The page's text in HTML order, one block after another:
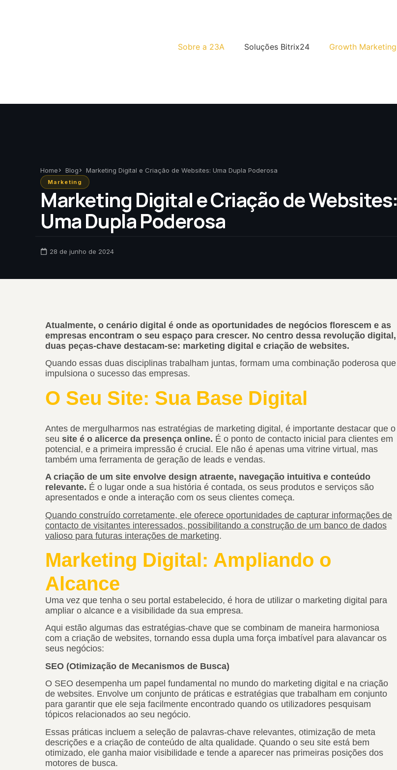
Sobre a 23A Soluções Bitrix24 Growth Marketing
Home Blog Marketing Digital e Criação de Websites: Uma Dupla Poderosa
Marketing
Marketing Digital e Criação de Websites:
Uma Dupla Poderosa
28 de junho de 2024
Atualmente, o cenário digital é onde as oportunidades de negócios florescem e as
empresas encontram o seu espaço para crescer. No centro dessa revolução digital,
duas peças-chave destacam-se: marketing digital e criação de websites.
Quando essas duas disciplinas trabalham juntas, formam uma combinação poderosa que
impulsiona o sucesso das empresas.
O Seu Site: Sua Base Digital
Antes de mergulharmos nas estratégias de marketing digital, é importante destacar que o
seu site é o alicerce da presença online. É o ponto de contacto inicial para clientes em
potencial, e a primeira impressão é crucial. Ele não é apenas uma vitrine virtual, mas
também uma ferramenta de geração de leads e vendas.
A criação de um site envolve design atraente, navegação intuitiva e conteúdo
relevante. É o lugar onde a sua história é contada, os seus produtos e serviços são
apresentados e onde a interação com os seus clientes começa.
Quando construído corretamente, ele oferece oportunidades de capturar informações de
contacto de visitantes interessados, possibilitando a construção de um banco de dados
valioso para futuras interações de marketing.
Marketing Digital: Ampliando o
Alcance
Uma vez que tenha o seu portal estabelecido, é hora de utilizar o marketing digital para
ampliar o alcance e a visibilidade da sua empresa.
Aqui estão algumas das estratégias-chave que se combinam de maneira harmoniosa
com a criação de websites, tornando essa dupla uma força imbatível para alavancar os
seus negócios:
SEO (Otimização de Mecanismos de Busca)
O SEO desempenha um papel fundamental no mundo do marketing digital e na criação
de websites. Envolve um conjunto de práticas e estratégias que trabalham em conjunto
para garantir que ele seja facilmente encontrado quando os utilizadores pesquisam
tópicos relacionados ao seu negócio.
Essas práticas incluem a seleção de palavras-chave relevantes, otimização de meta
descrições e a criação de conteúdo de alta qualidade. Quando o seu site está bem
otimizado, ele ganha maior visibilidade e tende a aparecer nas primeiras posições dos
motores de busca.